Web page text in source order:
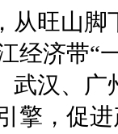
从旺山
经济带“
武汉、
擎，促